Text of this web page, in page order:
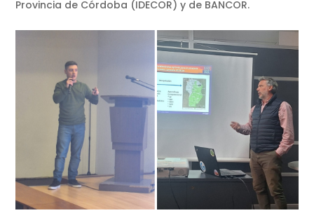
Provincia de Córdoba (IDECOR) y de BANCOR.